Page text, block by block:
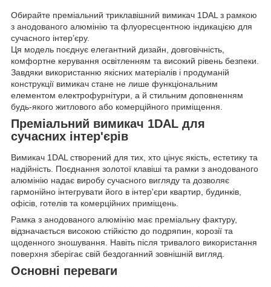
Обирайте преміальний триклавішний вимикач 1DAL з рамкою
з анодованого алюмінію та флуоресцентною індикацією для
сучасного інтер’єру.
Ця модель поєднує елегантний дизайн, довговічність,
комфортне керування освітленням та високий рівень безпеки.
Завдяки використанню якісних матеріалів і продуманій
конструкції вимикач стане не лише функціональним
елементом електрофурнітури, а й стильним доповненням
будь-якого житлового або комерційного приміщення.
Преміальний вимикач 1DAL для
сучасних інтер'єрів
Вимикач 1DAL створений для тих, хто цінує якість, естетику та
надійність. Поєднання золотої клавіші та рамки з анодованого
алюмінію надає виробу сучасного вигляду та дозволяє
гармонійно інтегрувати його в інтер'єри квартир, будинків,
офісів, готелів та комерційних приміщень.
Рамка з анодованого алюмінію має преміальну фактуру,
відзначається високою стійкістю до подряпин, корозії та
щоденного зношування. Навіть після тривалого використання
поверхня зберігає свій бездоганний зовнішній вигляд.
Основні переваги